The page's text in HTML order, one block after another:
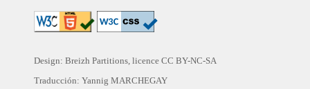
Design: Breizh Partitions, licence CC BY-NC-SA
Traducción: Yannig MARCHEGAY